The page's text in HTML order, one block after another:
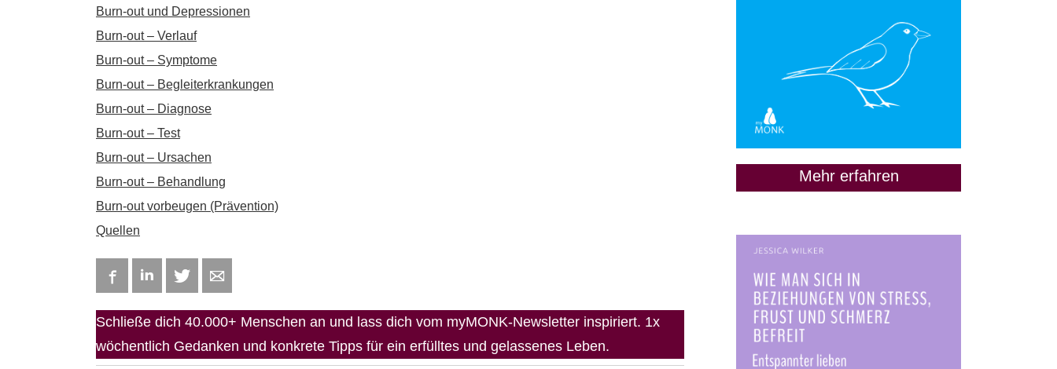
Burn-out und Depressionen
Burn-out – Verlauf
Burn-out – Symptome
Burn-out – Begleiterkrankungen
Burn-out – Diagnose
Burn-out – Test
Burn-out – Ursachen
Burn-out – Behandlung
Burn-out vorbeugen (Prävention)
Quellen
FacebookLinkedIn Twitter
Schließe dich 40.000+ Menschen an und lass dich vom myMONK-Newsletter inspiriert. 1x
wöchentlich Gedanken und konkrete Tipps für ein erfülltes und gelassenes Leben.
Mehr erfahren